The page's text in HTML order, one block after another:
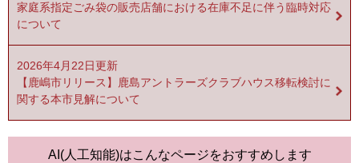
家庭系指定ごみ袋の販売店舗における在庫不足に伴う臨時対応
について
2026年4月22日更新
【鹿嶋市リリース】鹿島アントラーズクラブハウス移転検討に
関する本市見解について
AI(人工知能)はこんなページをおすすめします